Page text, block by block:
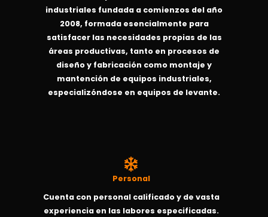
industriales fundada a comienzos del año
2008, formada esencialmente para
satisfacer las necesidades propias de las
áreas productivas, tanto en procesos de
diseño y fabricación como montaje y
mantención de equipos industriales,
especializóndose en equipos de levante.
Personal
Cuenta con personal calificado y de vasta
experiencia en las labores especificadas.